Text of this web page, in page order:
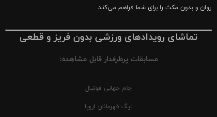
روان و بدون مکث را برای شما فراهم می‌کند.
تماشای رویدادهای ورزشی بدون فریز و قطعی
مسابقات پرطرفدار قابل مشاهده:
جام جهانی فوتبال
لیگ قهرمانان اروپا